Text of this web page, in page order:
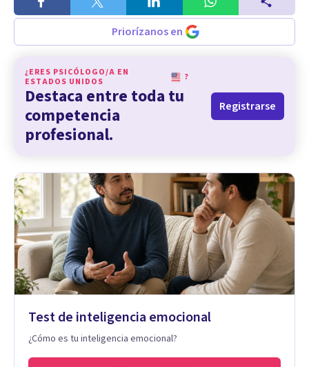
Priorízanos en
¿ERES PSICÓLOGO/A EN
ESTADOS UNIDOS
?
Destaca entre toda tu
competencia
profesional.
Registrarse
Test de inteligencia emocional
¿Cómo es tu inteligencia emocional?